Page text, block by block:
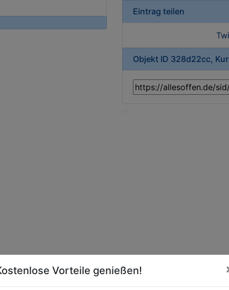
Eintrag teilen
Objekt ID 328d22cc,
Essen online beiNorgerhout bestellen
Vorteile genießen!